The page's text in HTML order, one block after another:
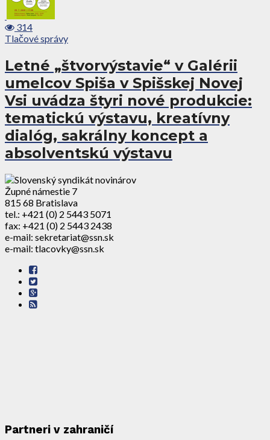
314
Tlačové správy
Letné „štvorvýstavie“ v Galérii
umelcov Spiša v Spišskej Novej
Vsi uvádza štyri nové produkcie:
tematickú výstavu, kreatívny
dialóg, sakrálny koncept a
absolventskú výstavu
Župné námestie 7
815 68 Bratislava
tel.: +421 (0) 2 5443 5071
fax: +421 (0) 2 5443 2438
e-mail: sekretariat@ssn.sk
e-mail: tlacovky@ssn.sk
Partneri v zahraničí